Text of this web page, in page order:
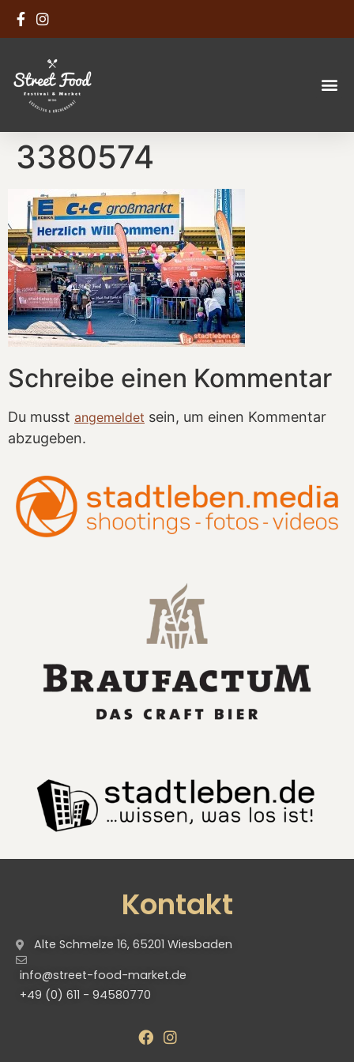
3380574
Schreibe einen Kommentar
Du musst angemeldet sein, um einen Kommentar
abzugeben.
Kontakt
Alte Schmelze 16, 65201 Wiesbaden
info@street-food-market.de
+49 (0) 611 - 94580770